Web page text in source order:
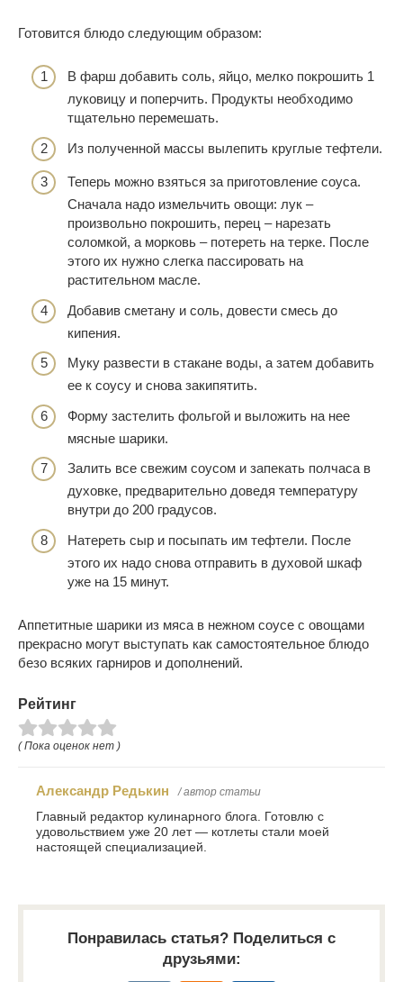
Готовится блюдо следующим образом:
В фарш добавить соль, яйцо, мелко покрошить 1
луковицу и поперчить. Продукты необходимо
тщательно перемешать.
Из полученной массы вылепить круглые тефтели.
Теперь можно взяться за приготовление соуса.
Сначала надо измельчить овощи: лук –
произвольно покрошить, перец – нарезать
соломкой, а морковь – потереть на терке. После
этого их нужно слегка пассировать на
растительном масле.
Добавив сметану и соль, довести смесь до
кипения.
Муку развести в стакане воды, а затем добавить
ее к соусу и снова закипятить.
Форму застелить фольгой и выложить на нее
мясные шарики.
Залить все свежим соусом и запекать полчаса в
духовке, предварительно доведя температуру
внутри до 200 градусов.
Натереть сыр и посыпать им тефтели. После
этого их надо снова отправить в духовой шкаф
уже на 15 минут.
Аппетитные шарики из мяса в нежном соусе с овощами
прекрасно могут выступать как самостоятельное блюдо
безо всяких гарниров и дополнений.
Рейтинг
( Пока оценок нет )
Александр Редькин / автор статьи
Главный редактор кулинарного блога. Готовлю с
удовольствием уже 20 лет — котлеты стали моей
настоящей специализацией.
Понравилась статья? Поделиться с
друзьями: